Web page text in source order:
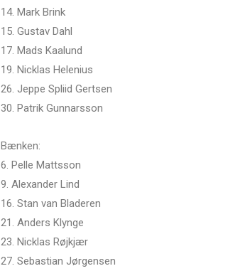
14. Mark Brink
15. Gustav Dahl
17. Mads Kaalund
19. Nicklas Helenius
26. Jeppe Spliid Gertsen
30. Patrik Gunnarsson
Bænken:
6. Pelle Mattsson
9. Alexander Lind
16. Stan van Bladeren
21. Anders Klynge
23. Nicklas Røjkjær
27. Sebastian Jørgensen